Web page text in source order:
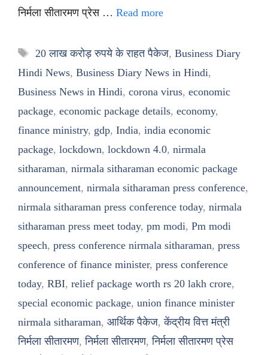
निर्मला सीतारमण प्रेस … Read more
Tags
20 लाख करोड़ रुपये के राहत पैकेज, Business Diary
Hindi News, Business Diary News in Hindi,
Business News in Hindi, corona virus, economic
package, economic package details, economy,
finance ministry, gdp, India, india economic
package, lockdown, lockdown 4.0, nirmala
sitharaman, nirmala sitharaman economic package
announcement, nirmala sitharaman press conference,
nirmala sitharaman press conference today, nirmala
sitharaman press meet today, pm modi, Pm modi
speech, press conference nirmala sitharaman, press
conference of finance minister, press conference
today, RBI, relief package worth rs 20 lakh crore,
special economic package, union finance minister
nirmala sitharaman, आर्थिक पैकेज,केंद्रीय वित्त मंत्री
निर्मला सीतारमण,निर्मला सीतारमण,निर्मला सीतारमण प्रेस